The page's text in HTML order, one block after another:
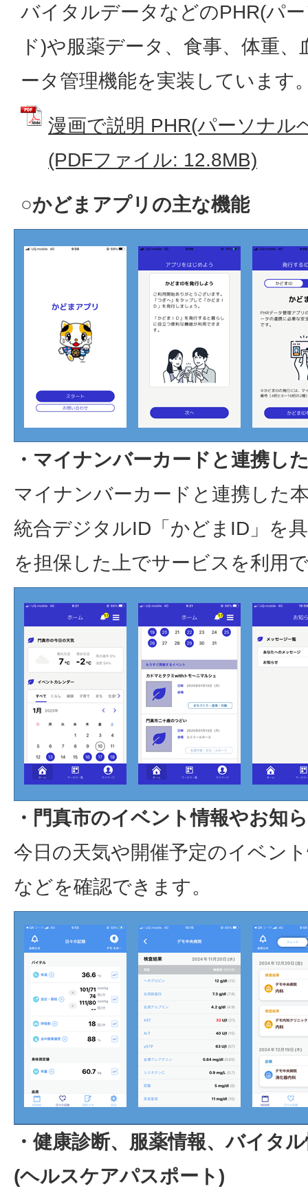
バイタルデータなどのPHR(パ
ド)や服薬データ、食事、体重
ータ管理機能を実装しています
漫画で説明 PHR(パーソナル
(PDFファイル: 12.8MB)
○かどまアプリの主な機能
・マイナンバーカードと連携し
マイナンバーカードと連携した
統合デジタルID「かどまID」を
を担保した上でサービスを利用
・門真市のイベント情報やお知
今日の天気や開催予定のイベン
などを確認できます。
・健康診断、服薬情報、バイタ
(ヘルスケアパスポート)